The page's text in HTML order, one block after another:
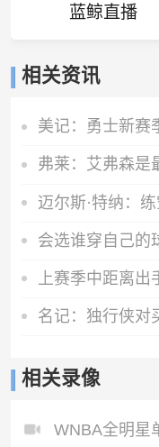
蓝鲸直播
相关资讯
相关录像